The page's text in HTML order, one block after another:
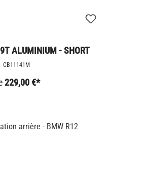
ALUMINIUM - SHORT
CB11141M
229,00 €*